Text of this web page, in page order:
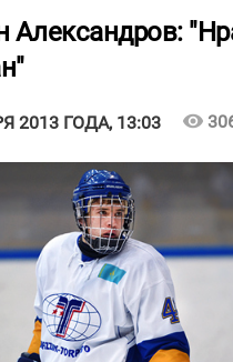
Александров:
2013 ГОДА, 13:03 visibility